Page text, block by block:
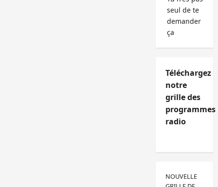
seul de te
demander
ça
Téléchargez
notre
grille des
programmes
radio
NOUVELLE